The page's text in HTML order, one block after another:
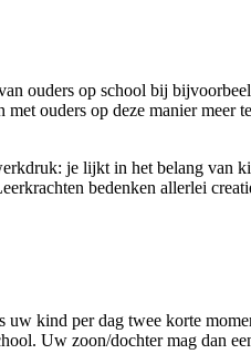
ouders op school bij
ouders op deze manier meer
je lijkt in het belang
bedenken allerlei
kind per dag twee korte
Uw zoon/dochter mag dan